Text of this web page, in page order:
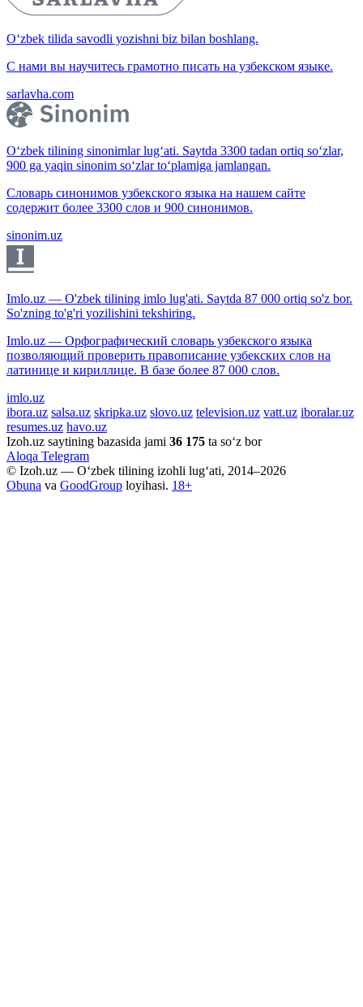
O‘zbek tilida savodli yozishni biz bilan boshlang.
С нами вы научитесь грамотно писать на узбекском языке.
sarlavha.com
O‘zbek tilining sinonimlar lug‘ati. Saytda 3300 tadan ortiq so‘zlar,
900 ga yaqin sinonim so‘zlar to‘plamiga jamlangan.
Словарь синонимов узбекского языка на нашем сайте
содержит более 3300 слов и 900 синонимов.
sinonim.uz
Imlo.uz — O'zbek tilining imlo lug'ati. Saytda 87 000 ortiq so'z bor.
So'zning to'g'ri yozilishini tekshiring.
Imlo.uz — Орфографический словарь узбекского языка
позволяющий проверить правописание узбекских слов на
латинице и кириллице. В базе более 87 000 слов.
imlo.uz
ibora.uz salsa.uz skripka.uz slovo.uz television.uz vatt.uz iboralar.uz
resumes.uz havo.uz
Izoh.uz saytining bazasida jami 36 175 ta so‘z bor
Aloqa Telegram
© Izoh.uz — O‘zbek tilining izohli lug‘ati, 2014–2026
Obuna va GoodGroup loyihasi. 18+